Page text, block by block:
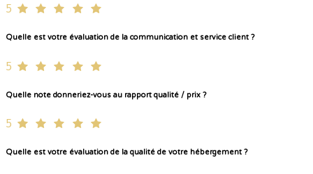
5
Quelle est votre évaluation de la communication et service client ?
5
Quelle note donneriez-vous au rapport qualité / prix ?
5
Quelle est votre évaluation de la qualité de votre hébergement ?